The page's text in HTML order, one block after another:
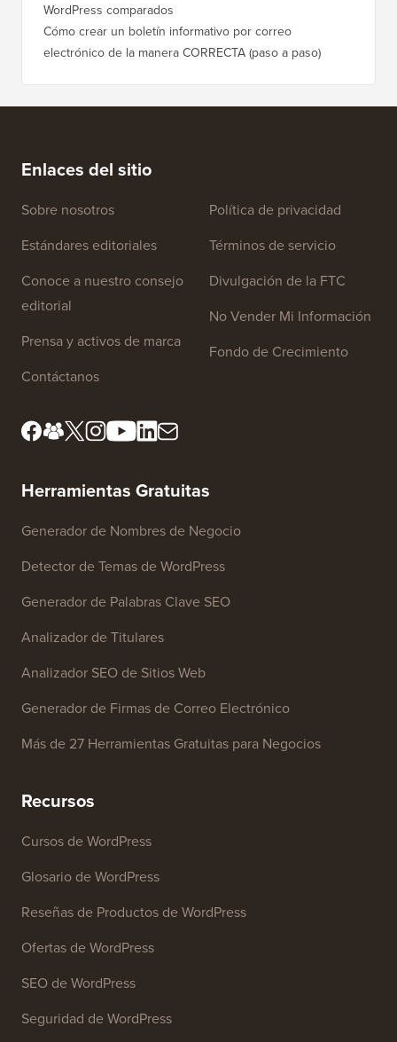
WordPress comparados
Cómo crear un boletín informativo por correo
electrónico de la manera CORRECTA (paso a paso)
Enlaces del sitio
Sobre nosotros
Estándares editoriales
Conoce a nuestro consejo
editorial
Prensa y activos de marca
Contáctanos
Política de privacidad
Términos de servicio
Divulgación de la FTC
No Vender Mi Información
Fondo de Crecimiento
Herramientas Gratuitas
Generador de Nombres de Negocio
Detector de Temas de WordPress
Generador de Palabras Clave SEO
Analizador de Titulares
Analizador SEO de Sitios Web
Generador de Firmas de Correo Electrónico
Más de 27 Herramientas Gratuitas para Negocios
Recursos
Cursos de WordPress
Glosario de WordPress
Reseñas de Productos de WordPress
Ofertas de WordPress
SEO de WordPress
Seguridad de WordPress